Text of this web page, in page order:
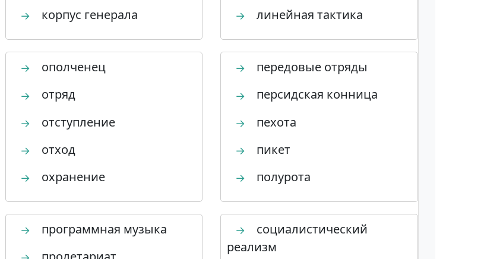
→ корпус генерала → линейная тактика
→ ополченец
→ отряд
→ отступление
→ отход
→ охранение
→ передовые отряды
→ персидская конница
→ пехота
→ пикет
→ полурота
→ программная музыка →
социалистический
реализм